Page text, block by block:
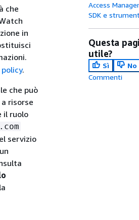
che
in
.
che può
risorse
il ruolo
servizio
Access
SDK e
Questa
utile?
Sì
No
Commenti